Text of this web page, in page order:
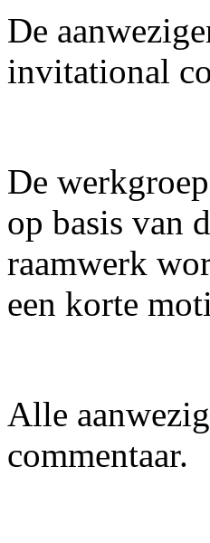
De
invitational
De
op basis van
raamwerk
een korte
Alle
commentaar.